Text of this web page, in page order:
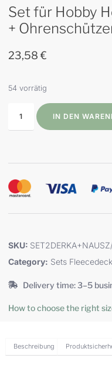
Set für Hobby
+
23,58€
54 vorrätig
IN DEN
SKU:
Category: Sets
Delivery time: 3–5
How to choose the right
Beschreibung